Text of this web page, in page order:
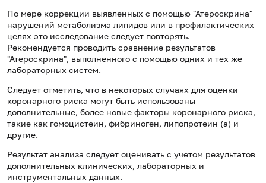
По мере коррекции выявленных с помощью "Атероскрина"
нарушений метаболизма липидов или в профилактических
целях это исследование следует повторять.
Рекомендуется проводить сравнение результатов
"Атероскрина", выполненного с помощью одних и тех же
лабораторных систем.
Следует отметить, что в некоторых случаях для оценки
коронарного риска могут быть использованы
дополнительные, более новые факторы коронарного риска,
такие как гомоцистеин, фибриноген, липопротеин (а) и
другие.
Результат анализа следует оценивать с учетом результатов
дополнительных клинических, лабораторных и
инструментальных данных.